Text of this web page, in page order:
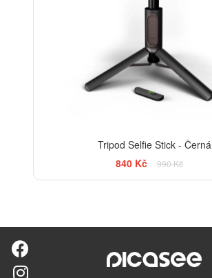
Tripod Selfie Stick - Černá
840 Kč
990 Kč